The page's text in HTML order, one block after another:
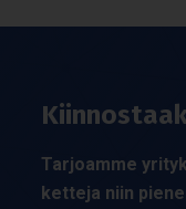
Tar­joamme
ket­teja niin